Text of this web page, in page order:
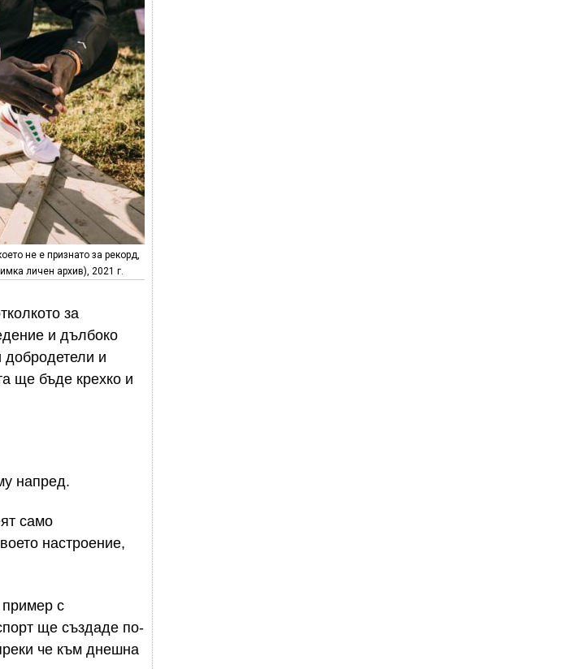
не е признато за рекорд,
личен архив), 2021 г.
за
и дълбоко
добродетели и
ще бъде крехко и
напред.
само
настроение,
пример с
ще създаде по-
че към днешна